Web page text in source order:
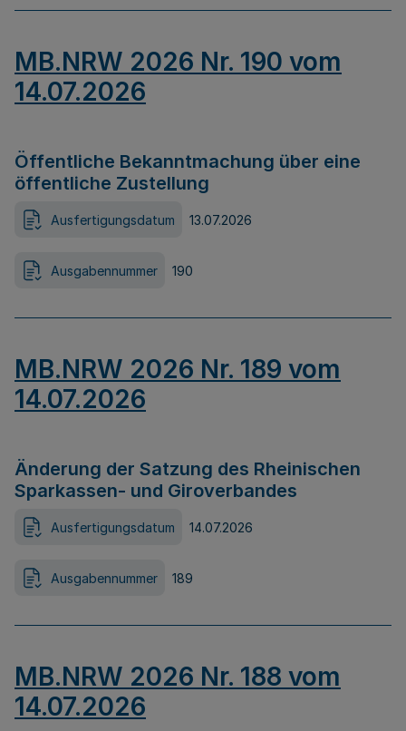
MB.NRW 2026 Nr. 190 vom
14.07.2026
Öffentliche Bekanntmachung über eine
öffentliche Zustellung
Ausfertigungsdatum 13.07.2026
Ausgabennummer 190
MB.NRW 2026 Nr. 189 vom
14.07.2026
Änderung der Satzung des Rheinischen
Sparkassen- und Giroverbandes
Ausfertigungsdatum 14.07.2026
Ausgabennummer 189
MB.NRW 2026 Nr. 188 vom
14.07.2026